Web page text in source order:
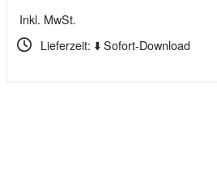
Inkl. MwSt.
Lieferzeit: ⬇️ Sofort-Download